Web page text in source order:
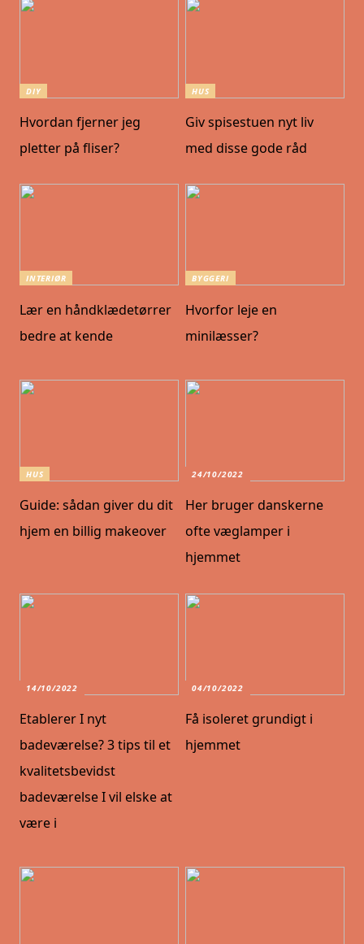
DIY
Hvordan fjerner jeg
pletter på fliser?
HUS
Giv spisestuen nyt liv
med disse gode råd
INTERIØR
Lær en håndklædetørrer
bedre at kende
BYGGERI
Hvorfor leje en
minilæsser?
HUS
Guide: sådan giver du dit
hjem en billig makeover
24/10/2022
Her bruger danskerne
ofte væglamper i
hjemmet
14/10/2022
Etablerer I nyt
badeværelse? 3 tips til et
kvalitetsbevidst
badeværelse I vil elske at
være i
04/10/2022
Få isoleret grundigt i
hjemmet